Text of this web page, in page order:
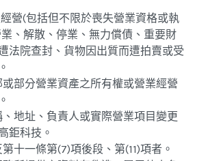
營(包括但不限於喪失營業資格或執
、解散、停業、無力償債、重要財
法院查封、貨物因出質而遭拍賣或受
部分營業資產之所有權或營業經營
地址、負責人或實際營業項目變更
鉅科技。
十一條第(7)項後段、第(11)項者。